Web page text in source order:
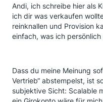
Andi, ich schreibe hier als
ich dir was verkaufen
reinknallen und Provision
einfach, was ich
Dass du meine Meinung
Vertrieb“ abstempelst, ist
subjektive Sicht: Scalable